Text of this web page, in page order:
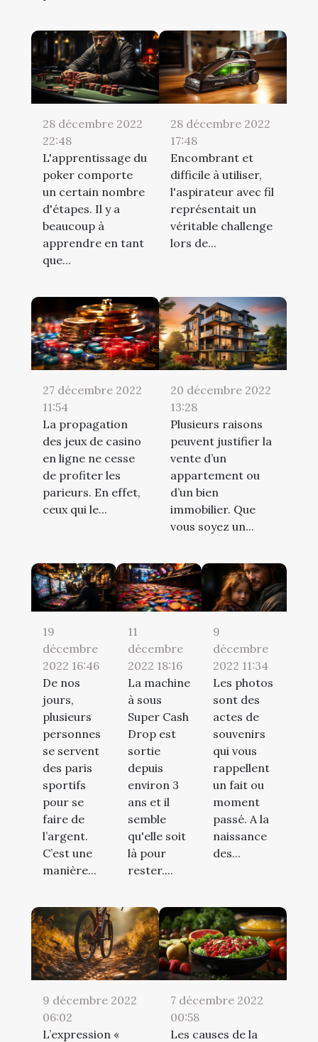
28 décembre 2022
22:48
L'apprentissage du
poker comporte
un certain nombre
d'étapes. Il y a
beaucoup à
apprendre en tant
que...
28 décembre 2022
17:48
Encombrant et
difficile à utiliser,
l'aspirateur avec fil
représentait un
véritable challenge
lors de...
27 décembre 2022
11:54
La propagation
des jeux de casino
en ligne ne cesse
de profiter les
parieurs. En effet,
ceux qui le...
20 décembre 2022
13:28
Plusieurs raisons
peuvent justifier la
vente d’un
appartement ou
d’un bien
immobilier. Que
vous soyez un...
19
décembre
2022 16:46
De nos
jours,
plusieurs
personnes
se servent
des paris
sportifs
pour se
faire de
l’argent.
C’est une
manière...
11
décembre
2022 18:16
La machine
à sous
Super Cash
Drop est
sortie
depuis
environ 3
ans et il
semble
qu'elle soit
là pour
rester....
9
décembre
2022 11:34
Les photos
sont des
actes de
souvenirs
qui vous
rappellent
un fait ou
moment
passé. A la
naissance
des...
9 décembre 2022
06:02
L’expression «
7 décembre 2022
00:58
Les causes de la